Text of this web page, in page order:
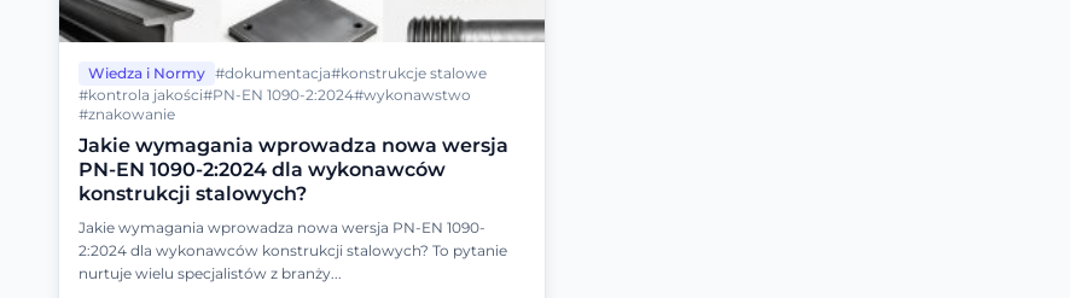
Wiedza i Normy #dokumentacja#konstrukcje stalowe
#kontrola jakości#PN-EN 1090-2:2024#wykonawstwo
#znakowanie
Jakie wymagania wprowadza nowa wersja
PN-EN 1090-2:2024 dla wykonawców
konstrukcji stalowych?
Jakie wymagania wprowadza nowa wersja PN-EN 1090-
2:2024 dla wykonawców konstrukcji stalowych? To pytanie
nurtuje wielu specjalistów z branży...